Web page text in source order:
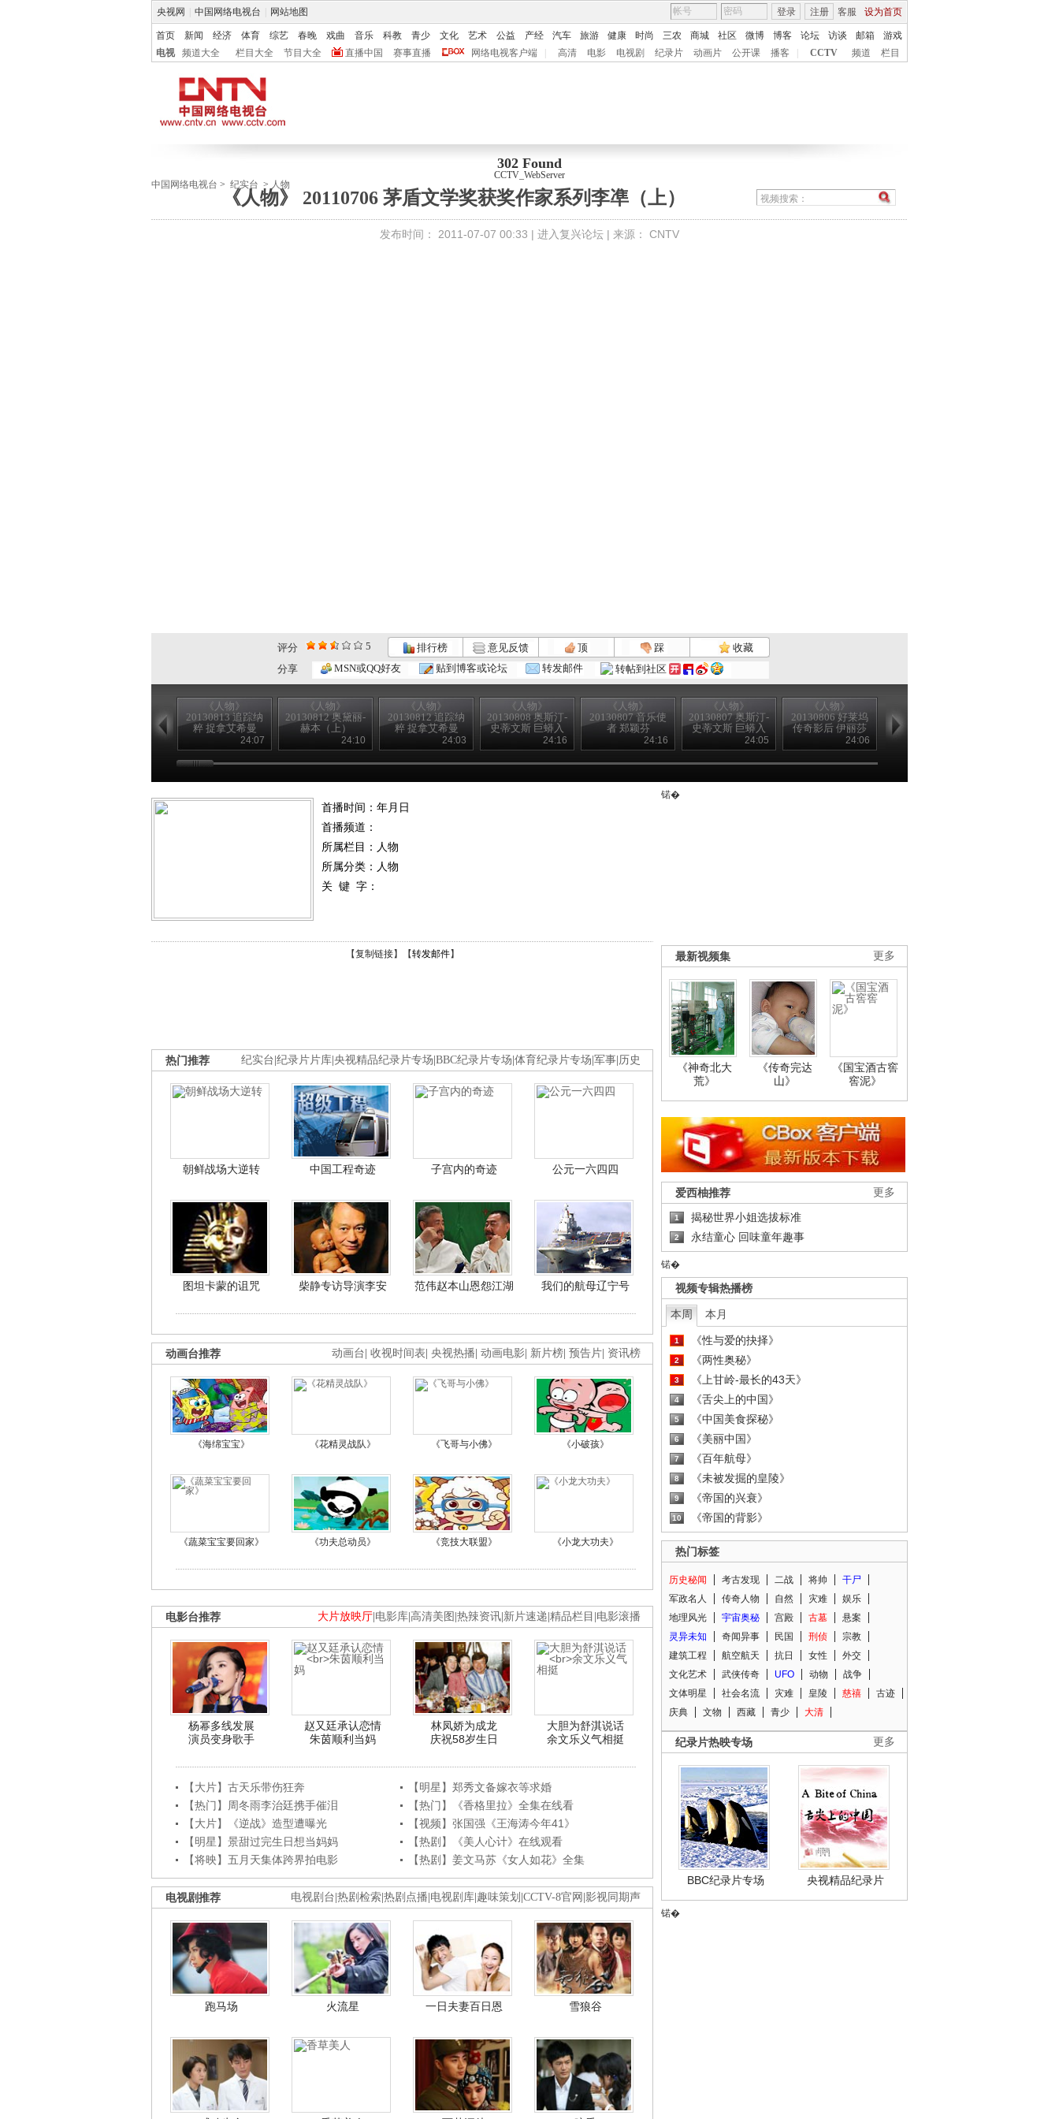
央视网 中国网络电视台 网站地图 客服 设为首页
登录 注册
首页 新闻 经济 体育 综艺 春晚 戏曲 音乐 科教 青少 文化 艺术 公益 产经 汽车 旅游 健康 时尚 三农 商城 社区 微博 博客 论坛 访谈 邮箱
游戏
电视
频道大全 栏目大全 节目大全 直播中国 赛事直播 网络电视客户端 高清 电影 电视剧 纪录片 动画片 公开课 播客 CCTV 频道 栏目
302 Found
CCTV_WebServer
中国网络电视台 > 纪实台 > 人物
《人物》 20110706 茅盾文学奖获奖作家系列李凖（上）
发布时间： 2011-07-07 00:33 | 进入复兴论坛 | 来源： CNTV
评分 5 排行榜 意见反馈 顶 踩
收藏
分享
MSN或QQ好友 贴到博客或论坛 转发邮件 转帖到社区
《人物》
20130813 追踪纳
粹 捉拿艾希曼
24:07
《人物》
20130812 奥黛丽-
赫本（上）
24:10
《人物》
20130812 追踪纳
粹 捉拿艾希曼
24:03
《人物》
20130808 奥斯汀-
史蒂文斯 巨蟒入
侵（下）24:16
《人物》
20130807 音乐使
者 郑颖芬
24:16
《人物》
20130807 奥斯汀-
史蒂文斯 巨蟒入
侵（上）24:05
《人物》
20130806 好莱坞
传奇影后 伊丽莎
白-泰勒（下）
24:06
20130805 好莱坞
传奇影后 伊丽莎
白-泰勒（上）
首播时间：年月日
首播频道：
所属栏目： 人物
所属分类：人物
关 键 字：
【复制链接】【转发邮件】
纪实台 纪录片片库 央视精品纪录片专场 BBC纪录片专场 体育纪录片专场 军事 历史
热门推荐
朝鲜战场大逆转 中国工程奇迹 子宫内的奇迹 公元一六四四
图坦卡蒙的诅咒 柴静专访导演李安 范伟赵本山恩怨江湖 我们的航母辽宁号
动画台 收视时间表 央视热播 动画电影 新片榜 预告片 资讯榜
动画台推荐
《海绵宝宝》 《花精灵战队》 《飞哥与小佛》 《小破孩》
《蔬菜宝宝要回家》 《功夫总动员》 《竞技大联盟》 《小龙大功夫》
大片放映厅 电影库 高清美图 热辣资讯 新片速递 精品栏目 电影滚播
电影台推荐
杨幂多线发展
演员变身歌手
赵又廷承认恋情
朱茵顺利当妈
林凤娇为成龙
庆祝58岁生日
大胆为舒淇说话
余文乐义气相挺
【大片】古天乐带伤狂奔
【明星】郑秀文备嫁衣等求婚
【热门】周冬雨李治廷携手催泪
【热门】《香格里拉》全集在线看
【大片】《逆战》造型遭曝光
【视频】张国强《王海涛今年41》
【明星】景甜过完生日想当妈妈
【热剧】《美人心计》在线观看
【将映】五月天集体跨界拍电影
【热剧】姜文马苏《女人如花》全集
电视剧台 热剧检索 热剧点播 电视剧库 趣味策划 CCTV-8官网 影视同期声
电视剧推荐
跑马场 火流星 一日夫妻百日恩 雪狼谷
锘�
更多
最新视频集
《神奇北大
荒》
《传奇完达
山》
《国宝酒古窖
窖泥》
更多
爱西柚推荐
1 揭秘世界小姐选拔标准
2 永结童心 回味童年趣事
锘�
视频专辑热播榜
本周 本月
1 《性与爱的抉择》
2 《两性奥秘》
3 《上甘岭-最长的43天》
4 《舌尖上的中国》
5 《中国美食探秘》
6 《美丽中国》
7 《百年航母》
8 《未被发掘的皇陵》
9 《帝国的兴衰》
10 《帝国的背影》
热门标签
历史秘闻 考古发现 二战 将帅
干尸
军政名人
传奇人物 自然 灾难
娱乐
地理风光
宇宙奥秘 宫殿 古墓
悬案
灵异未知
奇闻异事 民国 刑侦
宗教
建筑工程
航空航天 抗日 女性
外交
文化艺术
武侠传奇 UFO 动物
战争
文体明星
社会名流 灾难 皇陵 慈禧
古迹
庆典
文物 西藏 青少 大清
更多
纪录片热映专场
BBC纪录片专场 央视精品纪录片
锘�